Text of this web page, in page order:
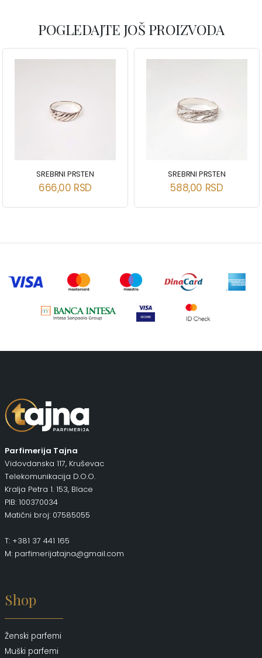
POGLEDAJTE JOŠ PROIZVODA
SREBRNI PRSTEN
666,00 RSD
SREBRNI PRSTEN
588,00 RSD
Parfimerija Tajna
Vidovdanska 117, Kruševac
Telekomunikacija D.O.O.
Kralja Petra 1. 153, Blace
PIB: 100370034
Matični broj: 07585055
T: +381 37 441 165
M: parfimerijatajna@gmail.com
Shop
Ženski parfemi
Muški parfemi